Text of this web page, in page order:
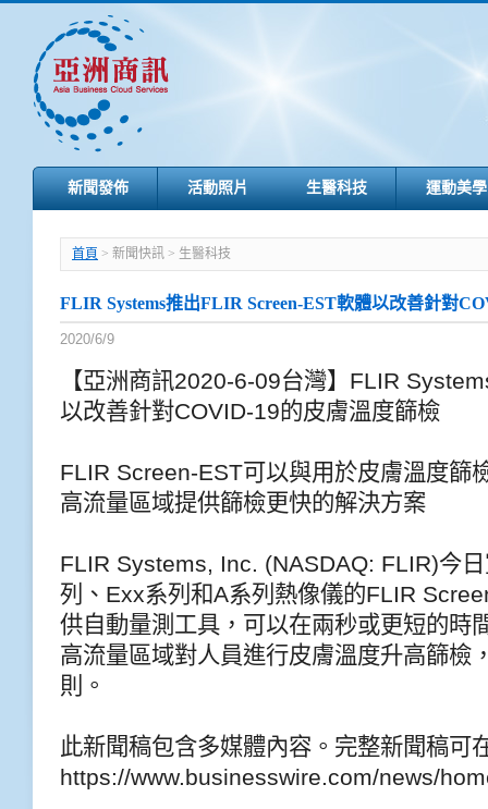
新聞發佈 活動照片 生醫科技 運動美學
首頁 > 新聞快訊 > 生醫科技
FLIR Systems推出FLIR Screen-EST軟體以改善針對
2020/6/9
【亞洲商訊2020-6-09台灣】FLIR
以改善針對COVID-19的皮膚溫度篩檢
FLIR Screen-EST可以與用於皮膚溫度篩
高流量區域提供篩檢更快的解決方案
FLIR Systems, Inc. (NASDAQ: FLIR)今
列、Exx系列和A系列熱像儀的FLIR
供自動量測工具，可以在兩秒或更短的時
高流量區域對人員進行皮膚溫度升高篩檢
則。
此新聞稿包含多媒體內容。完整新聞稿可
https://www.businesswire.com/news/